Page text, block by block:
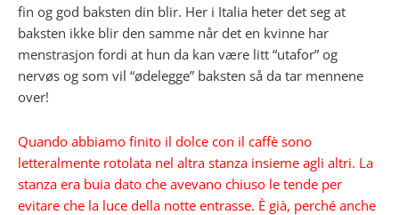
fin og god baksten din blir. Her i Italia heter det seg at
baksten ikke blir den samme når det en kvinne har
menstrasjon fordi at hun da kan være litt “utafor” og
nervøs og som vil “ødelegge” baksten så da tar mennene
over!
Quando abbiamo finito il dolce con il caffè sono
letteralmente rotolata nel altra stanza insieme agli altri. La
stanza era buia dato che avevano chiuso le tende per
evitare che la luce della notte entrasse. È già, perché anche